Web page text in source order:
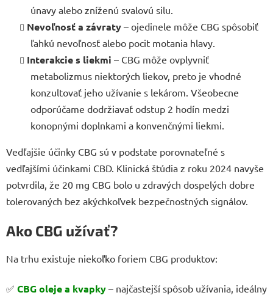
únavy alebo zníženú svalovú silu.
Nevoľnosť a závraty – ojedinele môže CBG spôsobiť
ľahkú nevoľnosť alebo pocit motania hlavy.
Interakcie s liekmi – CBG môže ovplyvniť
metabolizmus niektorých liekov, preto je vhodné
konzultovať jeho užívanie s lekárom. Všeobecne
odporúčame dodržiavať odstup 2 hodín medzi
konopnými doplnkami a konvenčnými liekmi.
Vedľajšie účinky CBG sú v podstate porovnateľné s
vedľajšími účinkami CBD. Klinická štúdia z roku 2024 navyše
potvrdila, že 20 mg CBG bolo u zdravých dospelých dobre
tolerovaných bez akýchkoľvek bezpečnostných signálov.
Ako CBG užívať?
Na trhu existuje niekoľko foriem CBG produktov:
✅ CBG oleje a kvapky – najčastejší spôsob užívania, ideálny